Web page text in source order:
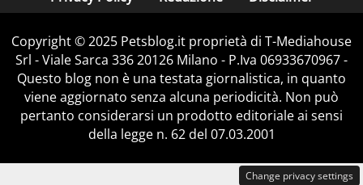
Copyright © 2025 Petsblog.it proprietà di T-Mediahouse
Srl - Viale Sarca 336 20126 Milano - P.Iva 06933670967 -
Questo blog non è una testata giornalistica, in quanto
viene aggiornato senza alcuna periodicità. Non può
pertanto considerarsi un prodotto editoriale ai sensi
della legge n. 62 del 07.03.2001
Change privacy settings